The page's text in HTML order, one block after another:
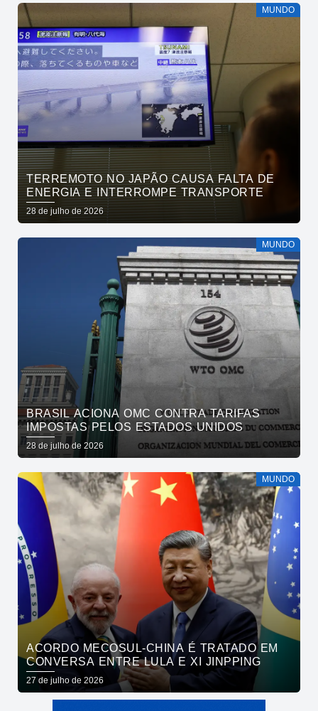
MUNDO
TERREMOTO NO JAPÃO CAUSA FALTA DE
ENERGIA E INTERROMPE TRANSPORTE
28 de julho de 2026
MUNDO
BRASIL ACIONA OMC CONTRA TARIFAS
IMPOSTAS PELOS ESTADOS UNIDOS
28 de julho de 2026
MUNDO
ACORDO MECOSUL-CHINA É TRATADO EM
CONVERSA ENTRE LULA E XI JINPPING
27 de julho de 2026